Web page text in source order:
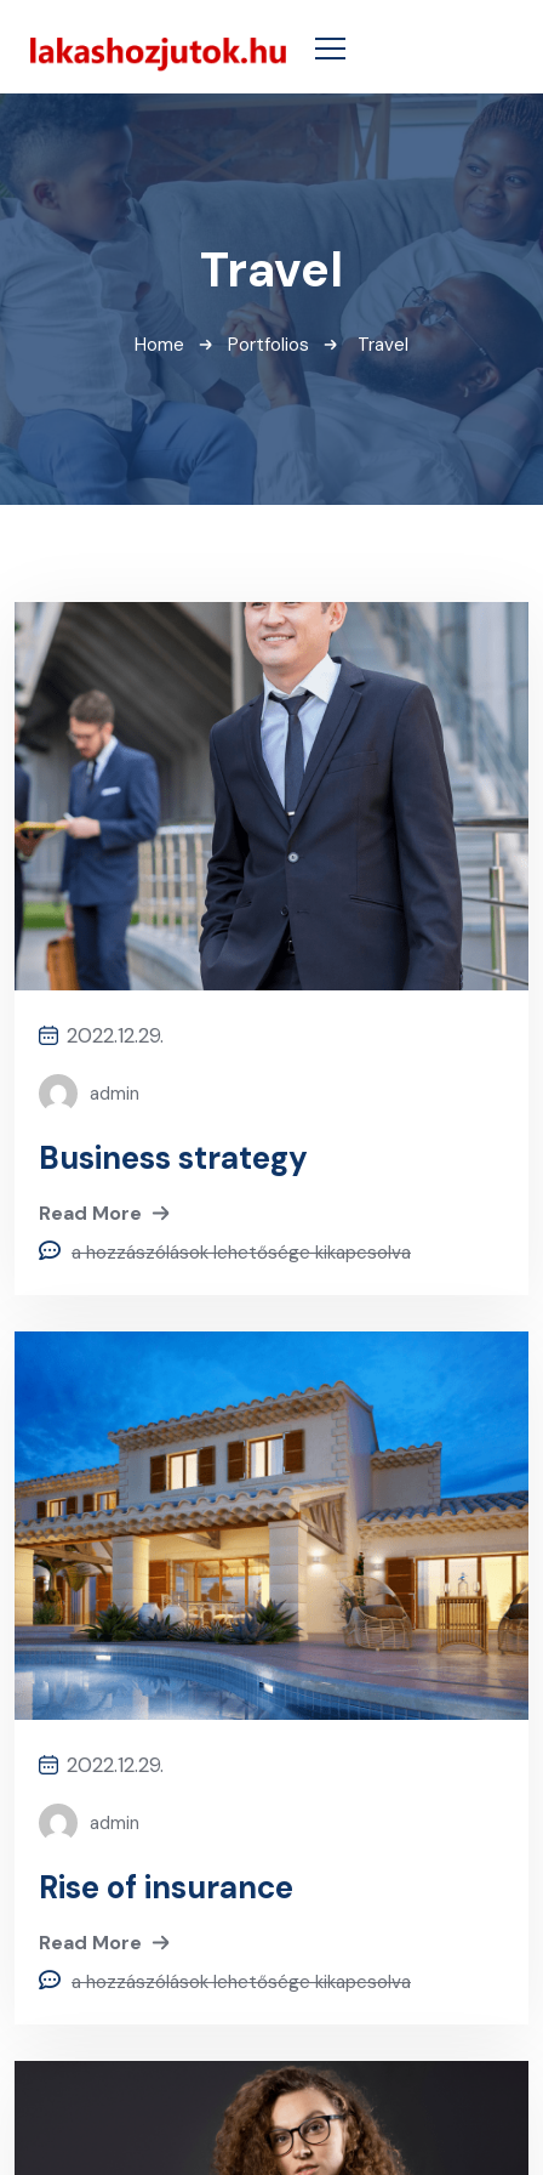
Travel
Home Portfolios Travel
2022.12.29.
admin
Business strategy
Read More
a hozzászólások lehetősége kikapcsolva
2022.12.29.
admin
Rise of insurance
Read More
a hozzászólások lehetősége kikapcsolva